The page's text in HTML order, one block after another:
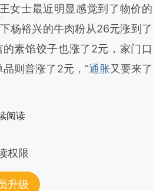
女士最近明显感觉到了物价的
杨裕兴的牛肉粉从26元涨到了
素馅饺子也涨了2元，家门口
则普涨了2元，“通胀又要来了
阅读
权限
升级